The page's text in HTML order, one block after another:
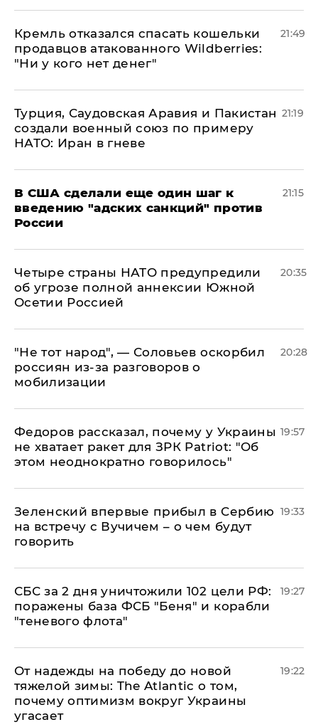
Кремль отказался спасать кошельки
продавцов атакованного Wildberries:
"Ни у кого нет денег"
21:49
Турция, Саудовская Аравия и Пакистан
создали военный союз по примеру
НАТО: Иран в гневе
21:19
В США сделали еще один шаг к
введению "адских санкций" против
России
21:15
Четыре страны НАТО предупредили
об угрозе полной аннексии Южной
Осетии Россией
20:35
​"Не тот народ", — Соловьев оскорбил
россиян из-за разговоров о
мобилизации
20:28
Федоров рассказал, почему у Украины
не хватает ракет для ЗРК Patriot: "Об
этом неоднократно говорилось"
19:57
Зеленский впервые прибыл в Сербию
на встречу с Вучичем – о чем будут
говорить
19:33
СБС за 2 дня уничтожили 102 цели РФ:
поражены база ФСБ "Беня" и корабли
"теневого флота"
19:27
От надежды на победу до новой
тяжелой зимы: The Atlantic о том,
почему оптимизм вокруг Украины
угасает
19:22